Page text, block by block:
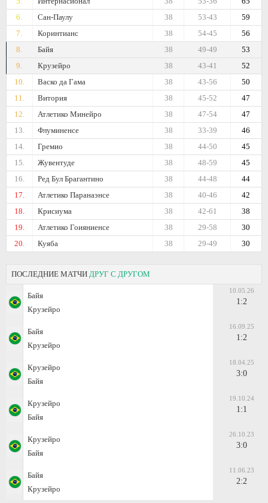
6.
Сан-Паулу 59
53-43
38
7.
Коринтианс 56
54-45
38
8.
Байя 53
49-49
38
9.
Крузейро 52
43-41
38
10.
Васко да Гама 50
43-56
38
11.
Витория 47
45-52
38
12.
Атлетико Минейро 47
47-54
38
13.
Флуминенсе 46
33-39
38
14.
Гремио 45
44-50
38
15.
Жувентуде 45
48-59
38
16.
Ред Бул Брагантино 44
44-48
38
17.
Атлетико Паранаэнсе 42
40-46
38
18.
Крисиума 38
42-61
38
19.
Атлетико Гоияниенсе 30
29-58
38
20.
Куяба 30
29-49
38
ПОСЛЕДНИЕ МАТЧИ ДРУГ С ДРУГОМ
Байя
Крузейро
10.05.26
1:2
Байя
Крузейро
16.09.25
1:2
Крузейро
Байя
18.04.25
3:0
Крузейро
Байя
19.10.24
1:1
Крузейро
Байя
26.10.23
3:0
Байя
Крузейро
11.06.23
2:2